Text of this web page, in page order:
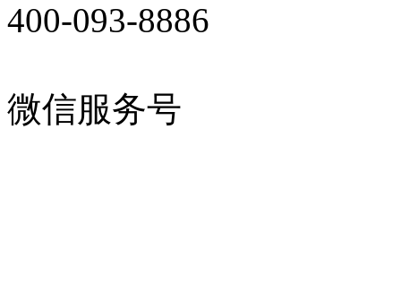
400-093-8886
微信服务号